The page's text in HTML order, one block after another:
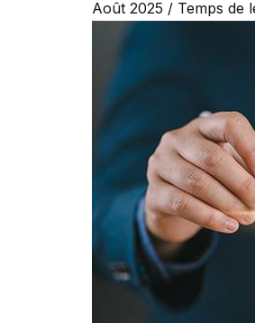
Août 2025 / Temps de